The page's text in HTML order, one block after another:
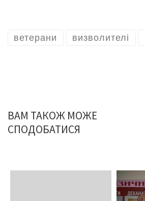
ветерани визволителі
ВАМ ТАКОЖ МОЖЕ
СПОДОБАТИСЯ